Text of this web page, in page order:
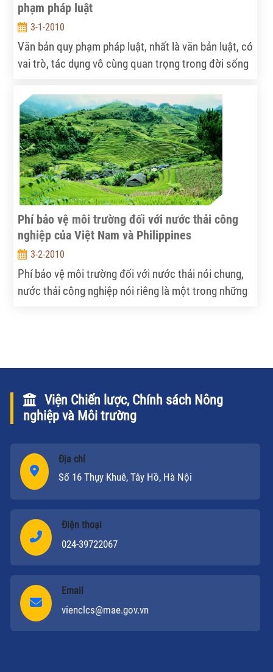
phạm pháp luật
3-1-2010
Văn bản quy phạm pháp luật, nhất là văn bản luật, có
vai trò, tác dụng vô cùng quan trọng trong đời sống
Phí bảo vệ môi trường đối với nước thải công
nghiệp của Việt Nam và Philippines
3-2-2010
Phí bảo vệ môi trường đối với nước thải nói chung,
nước thải công nghiệp nói riêng là một trong những
Viện Chiến lược, Chính sách Nông
nghiệp và Môi trường
Địa chỉ
Số 16 Thụy Khuê, Tây Hồ, Hà Nội
Điện thoại
024-39722067
Email
vienclcs@mae.gov.vn